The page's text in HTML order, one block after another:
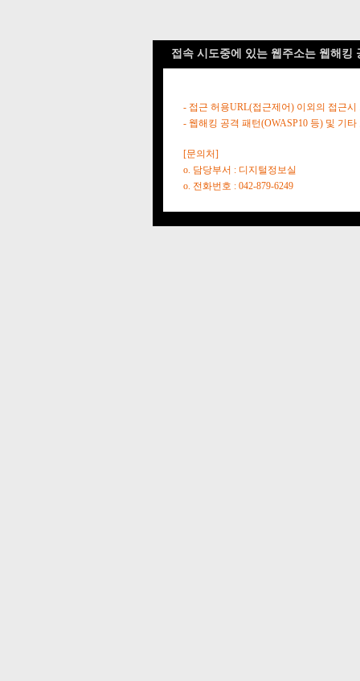
접속 시도중에 있는 웹주소는 웹해킹
- 접근 허용URL(접근제어) 이외의 접근시
- 웹해킹 공격 패턴(OWASP10 등) 및 기
[문의처]
o. 담당부서 : 디지털정보실
o. 전화번호 : 042-879-6249